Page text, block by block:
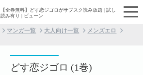
【全巻無料】どす恋ジゴロがサブスク読み放題 | 試し
読み有り | ビューン
マンガ一覧 大人向け一覧
メンズエロ
どす恋ジゴロ (1巻)